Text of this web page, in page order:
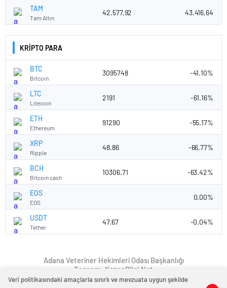
TAM
Tam Altın
42.577,92 43.416,64
KRİPTO PARA
BTC
Bitcoin
3095748 -41.10%
LTC
Litecoin
2191 -61.16%
ETH
Ethereum
91290 -55.17%
XRP
Ripple
48.86 -66.77%
BCH
Bitcoin cash
10306.71 -63.42%
EOS
EOS
0.00%
USDT
Tether
47.67 -0.04%
Adana Veteriner Hekimleri Odası Başkanlığı
Tasarım: KozanBilgi.Net
Veri politikasındaki amaçlarla sınırlı ve mevzuata uygun şekilde